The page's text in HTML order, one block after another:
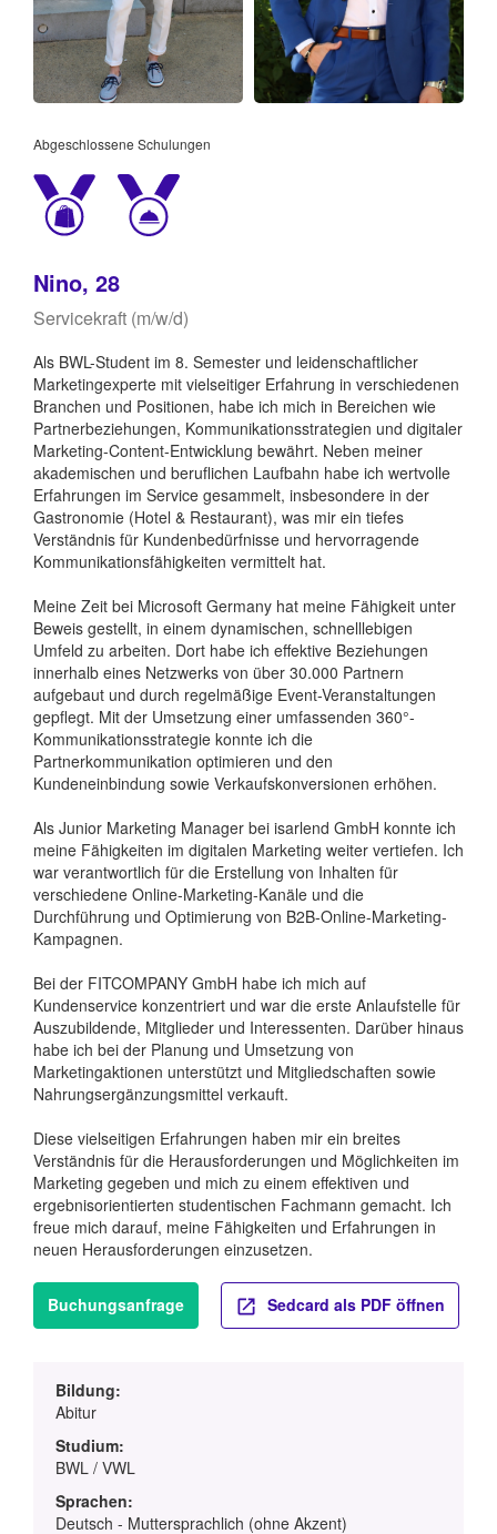
Abgeschlossene Schulungen
Nino, 28
Servicekraft (m/w/d)
Als BWL-Student im 8. Semester und leidenschaftlicher
Marketingexperte mit vielseitiger Erfahrung in verschiedenen
Branchen und Positionen, habe ich mich in Bereichen wie
Partnerbeziehungen, Kommunikationsstrategien und digitaler
Marketing-Content-Entwicklung bewährt. Neben meiner
akademischen und beruflichen Laufbahn habe ich wertvolle
Erfahrungen im Service gesammelt, insbesondere in der
Gastronomie (Hotel & Restaurant), was mir ein tiefes
Verständnis für Kundenbedürfnisse und hervorragende
Kommunikationsfähigkeiten vermittelt hat.
Meine Zeit bei Microsoft Germany hat meine Fähigkeit unter
Beweis gestellt, in einem dynamischen, schnelllebigen
Umfeld zu arbeiten. Dort habe ich effektive Beziehungen
innerhalb eines Netzwerks von über 30.000 Partnern
aufgebaut und durch regelmäßige Event-Veranstaltungen
gepflegt. Mit der Umsetzung einer umfassenden 360°-
Kommunikationsstrategie konnte ich die
Partnerkommunikation optimieren und den
Kundeneinbindung sowie Verkaufskonversionen erhöhen.
Als Junior Marketing Manager bei isarlend GmbH konnte ich
meine Fähigkeiten im digitalen Marketing weiter vertiefen. Ich
war verantwortlich für die Erstellung von Inhalten für
verschiedene Online-Marketing-Kanäle und die
Durchführung und Optimierung von B2B-Online-Marketing-
Kampagnen.
Bei der FITCOMPANY GmbH habe ich mich auf
Kundenservice konzentriert und war die erste Anlaufstelle für
Auszubildende, Mitglieder und Interessenten. Darüber hinaus
habe ich bei der Planung und Umsetzung von
Marketingaktionen unterstützt und Mitgliedschaften sowie
Nahrungsergänzungsmittel verkauft.
Diese vielseitigen Erfahrungen haben mir ein breites
Verständnis für die Herausforderungen und Möglichkeiten im
Marketing gegeben und mich zu einem effektiven und
ergebnisorientierten studentischen Fachmann gemacht. Ich
freue mich darauf, meine Fähigkeiten und Erfahrungen in
neuen Herausforderungen einzusetzen.
Buchungsanfrage Sedcard als PDF öffnen
Bildung:
Abitur
Studium:
BWL / VWL
Sprachen:
Deutsch - Muttersprachlich (ohne Akzent)